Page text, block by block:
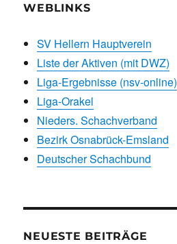
WEBLINKS
SV Hellern Hauptverein
Liste der Aktiven (mit DWZ)
Liga-Ergebnisse (nsv-online)
Liga-Orakel
Nieders. Schachverband
Bezirk Osnabrück-Emsland
Deutscher Schachbund
NEUESTE BEITRÄGE